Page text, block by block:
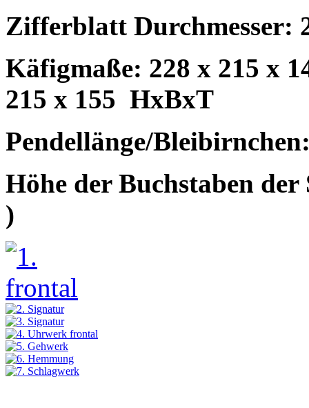
Zifferblatt Durchmesser:
Käfigmaße: 228 x 215 x
215 x 155 HxBxT
Pendellänge/
Höhe der Buchstaben
)